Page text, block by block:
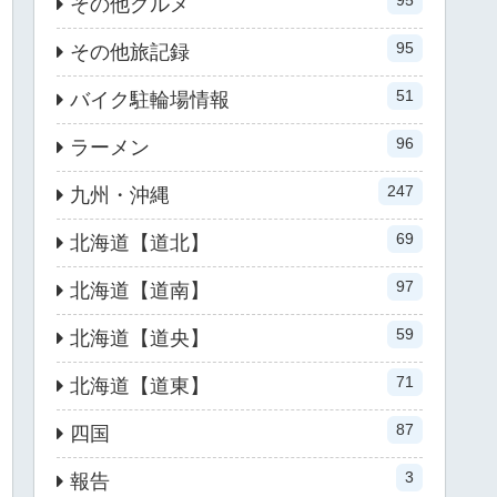
その他グルメ
その他旅記録 95
バイク駐輪場情報 51
ラーメン 96
九州・沖縄 247
北海道【道北】 69
北海道【道南】 97
北海道【道央】 59
北海道【道東】 71
四国 87
報告 3